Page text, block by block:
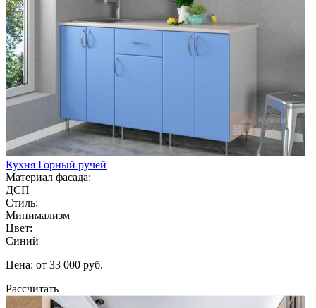
Кухня Горный ручей
Материал фасада:
ДСП
Стиль:
Минимализм
Цвет:
Синий
Цена: от 33 000 руб.
Рассчитать